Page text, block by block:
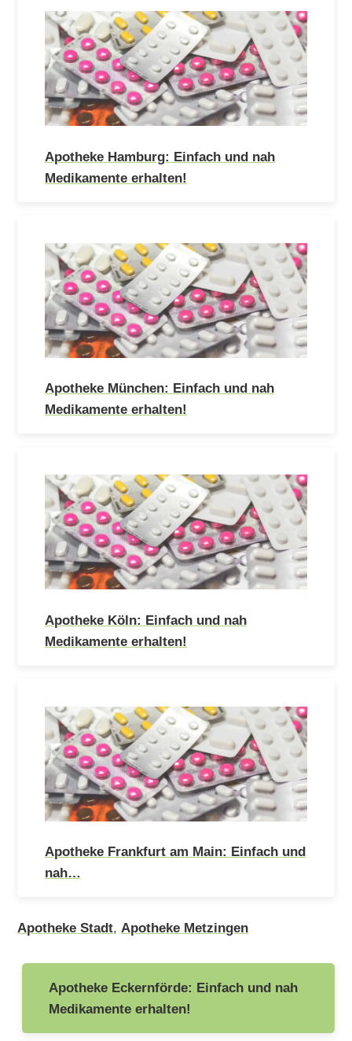
Apotheke Hamburg: Einfach und nah
Medikamente erhalten!
Apotheke München: Einfach und nah
Medikamente erhalten!
Apotheke Köln: Einfach und nah
Medikamente erhalten!
Apotheke Frankfurt am Main: Einfach und
nah…
Apotheke Stadt,Apotheke Metzingen
Beitragsnavigation
Apotheke Eckernförde: Einfach und nah
Medikamente erhalten!